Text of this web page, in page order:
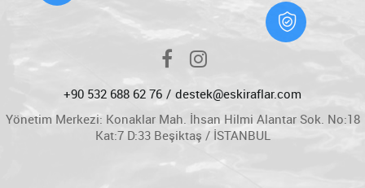
+90 532 688 62 76
destek@eskiraflar.com
Yönetim Merkezi: Konaklar Mah. İhsan Hilmi Alantar Sok. No:18
Kat:7 D:33 Beşiktaş / İSTANBUL